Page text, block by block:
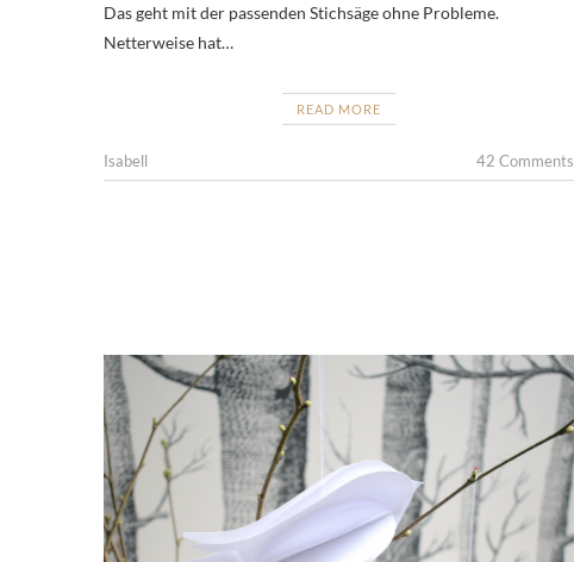
Das geht mit der passenden Stichsäge ohne Probleme.
Netterweise hat…
READ MORE
Isabell 42 Comments